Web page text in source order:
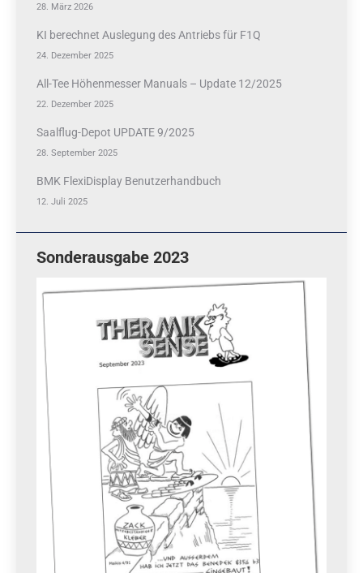
28. März 2026
KI berechnet Auslegung des Antriebs für F1Q
24. Dezember 2025
All-Tee Höhenmesser Manuals – Update 12/2025
22. Dezember 2025
Saalflug-Depot UPDATE 9/2025
28. September 2025
BMK FlexiDisplay Benutzerhandbuch
12. Juli 2025
Sonderausgabe 2023